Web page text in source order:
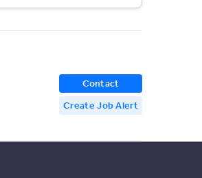
Contact
Create Job Alert